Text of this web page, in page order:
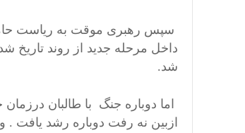
سپس رهبری موقت به ریاست حامد
داخل مرحله جدید از روند تاریخ
شد.
اما دوباره جنگ با طالبان
ازبین نه رفت دوباره رشد یافت .